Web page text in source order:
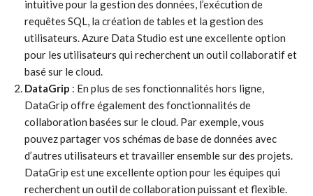
intuitive pour la gestion des données, l’exécution de
requêtes SQL, la création de tables et la gestion des
utilisateurs. Azure Data Studio est une excellente option
pour les utilisateurs qui recherchent un outil collaboratif et
basé sur le cloud.
DataGrip : En plus de ses fonctionnalités hors ligne,
DataGrip offre également des fonctionnalités de
collaboration basées sur le cloud. Par exemple, vous
pouvez partager vos schémas de base de données avec
d’autres utilisateurs et travailler ensemble sur des projets.
DataGrip est une excellente option pour les équipes qui
recherchent un outil de collaboration puissant et flexible.